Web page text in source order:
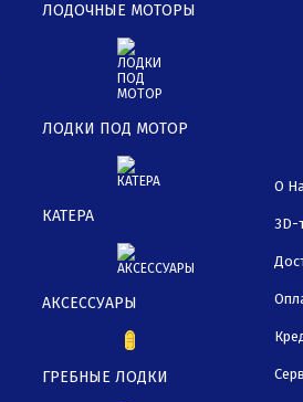
ЛОДОЧНЫЕ МОТОРЫ
ЛОДКИ ПОД МОТОР
КАТЕРА
АКСЕССУАРЫ
ГРЕБНЫЕ ЛОДКИ
О
3D-